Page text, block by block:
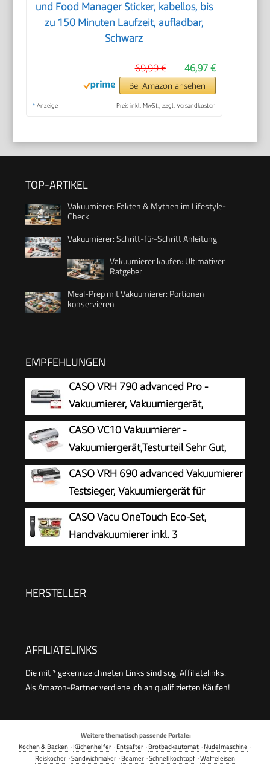
und Food Manager Sticker, kabellos, bis
zu 150 Minuten Laufzeit, aufladbar,
Schwarz
46,97 €
69,99 €
Bei Amazon ansehen
* Anzeige Preis inkl. MwSt., zzgl. Versandkosten
TOP-ARTIKEL
Vakuumierer: Fakten & Mythen im Lifestyle-
Check
Vakuumierer: Schritt-für-Schritt Anleitung
Vakuumierer kaufen: Ultimativer
Ratgeber
Meal-Prep mit Vakuumierer: Portionen
konservieren
EMPFEHLUNGEN
CASO VRH 790 advanced Pro -
Vakuumierer, Vakuumiergerät,
Testurteil Sehr Gut, 200
Vakuumiervorgänge non-stop, mit patentierter
CASOTEK Liquid Funktion, doppelte
Schweißnaht, inkl. Vakuumbeutel
CASO VC10 Vakuumierer -
Vakuumiergerät,Testurteil Sehr Gut,
Lebensmittel bis zu 8x länger frisch,
30cm lange & stabile Schweißnaht, inkl. 10
Profi-Folienbeutel
CASO VRH 690 advanced Vakuumierer
Testsieger, Vakuumiergerät für
Lebensmittel, 150 Vakuumiervorgänge nonstop,
doppelte Schweißnaht, 20 Liter/Min, Cutter, inkl.
2 Profi- Folienrollen
CASO Vacu OneTouch Eco-Set,
Handvakuumierer inkl. 3
zu 150 Minuten Laufzeit, aufladbar, Schwarz
HERSTELLER
AFFILIATELINKS
Die mit * gekennzeichneten Links sind sog. Affiliatelinks.
Als Amazon-Partner verdiene ich an qualifizierten Käufen!
Weitere thematisch passende Portale:
Kochen & Backen ·Küchenhelfer ·Entsafter ·Brotbackautomat ·Nudelmaschine ·
Reiskocher ·Sandwichmaker ·Beamer ·Schnellkochtopf ·Waffeleisen